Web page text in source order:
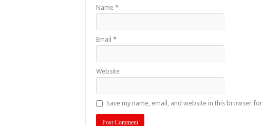
Name *
Email *
Website
Save my name, email, and website in this browser